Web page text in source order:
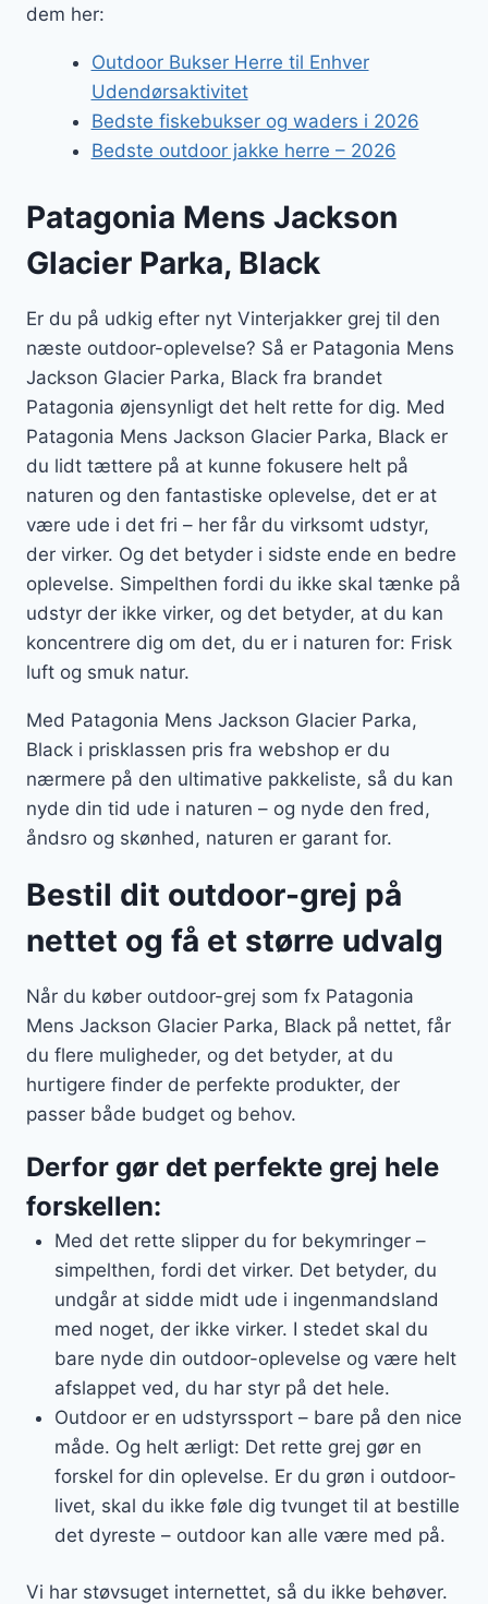
dem her:
Outdoor Bukser Herre til Enhver
Udendørsaktivitet
Bedste fiskebukser og waders i 2026
Bedste outdoor jakke herre – 2026
Patagonia Mens Jackson
Glacier Parka, Black
Er du på udkig efter nyt Vinterjakker grej til den
næste outdoor-oplevelse? Så er Patagonia Mens
Jackson Glacier Parka, Black fra brandet
Patagonia øjensynligt det helt rette for dig. Med
Patagonia Mens Jackson Glacier Parka, Black er
du lidt tættere på at kunne fokusere helt på
naturen og den fantastiske oplevelse, det er at
være ude i det fri – her får du virksomt udstyr,
der virker. Og det betyder i sidste ende en bedre
oplevelse. Simpelthen fordi du ikke skal tænke på
udstyr der ikke virker, og det betyder, at du kan
koncentrere dig om det, du er i naturen for: Frisk
luft og smuk natur.
Med Patagonia Mens Jackson Glacier Parka,
Black i prisklassen pris fra webshop er du
nærmere på den ultimative pakkeliste, så du kan
nyde din tid ude i naturen – og nyde den fred,
åndsro og skønhed, naturen er garant for.
Bestil dit outdoor-grej på
nettet og få et større udvalg
Når du køber outdoor-grej som fx Patagonia
Mens Jackson Glacier Parka, Black på nettet, får
du flere muligheder, og det betyder, at du
hurtigere finder de perfekte produkter, der
passer både budget og behov.
Derfor gør det perfekte grej hele
forskellen:
Med det rette slipper du for bekymringer –
simpelthen, fordi det virker. Det betyder, du
undgår at sidde midt ude i ingenmandsland
med noget, der ikke virker. I stedet skal du
bare nyde din outdoor-oplevelse og være helt
afslappet ved, du har styr på det hele.
Outdoor er en udstyrssport – bare på den nice
måde. Og helt ærligt: Det rette grej gør en
forskel for din oplevelse. Er du grøn i outdoor-
livet, skal du ikke føle dig tvunget til at bestille
det dyreste – outdoor kan alle være med på.
Vi har støvsuget internettet, så du ikke behøver.